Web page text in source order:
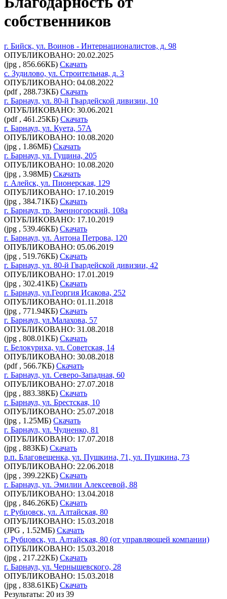
собственников
г. Бийск, ул. Воинов - Интернационалистов, д. 98
ОПУБЛИКОВАНО: 20.02.2025
(jpg , 856.66КБ) Скачать
с. Зудилово, ул. Строительная, д. 3
ОПУБЛИКОВАНО: 04.08.2022
(pdf , 288.73КБ) Скачать
г. Барнаул, ул. 80-й Гвардейской дивизии, 10
ОПУБЛИКОВАНО: 30.06.2021
(pdf , 461.25КБ) Скачать
г. Барнаул, ул. Куета, 57А
ОПУБЛИКОВАНО: 10.08.2020
(jpg , 1.86МБ) Скачать
г. Барнаул, ул. Гущина, 205
ОПУБЛИКОВАНО: 10.08.2020
(jpg , 3.98МБ) Скачать
г. Алейск, ул. Пионерская, 129
ОПУБЛИКОВАНО: 17.10.2019
(jpg , 384.71КБ) Скачать
г. Барнаул, тр. Змеиногорский, 108а
ОПУБЛИКОВАНО: 17.10.2019
(jpg , 539.46КБ) Скачать
г. Барнаул, ул. Антона Петрова, 120
ОПУБЛИКОВАНО: 05.06.2019
(jpg , 519.76КБ) Скачать
г. Барнаул, ул. 80-й Гвардейской дивизии, 42
ОПУБЛИКОВАНО: 17.01.2019
(jpg , 302.41КБ) Скачать
г. Барнаул, ул.Георгия Исакова, 252
ОПУБЛИКОВАНО: 01.11.2018
(jpg , 771.94КБ) Скачать
г. Барнаул, ул.Малахова, 57
ОПУБЛИКОВАНО: 31.08.2018
(jpg , 808.01КБ) Скачать
г. Белокуриха, ул. Советская, 14
ОПУБЛИКОВАНО: 30.08.2018
(pdf , 566.7КБ) Скачать
г. Барнаул, ул. Северо-Западная, 60
ОПУБЛИКОВАНО: 27.07.2018
(jpg , 883.38КБ) Скачать
г. Барнаул, ул. Брестская, 10
ОПУБЛИКОВАНО: 25.07.2018
(jpg , 1.25МБ) Скачать
г. Барнаул, ул. Чудненко, 81
ОПУБЛИКОВАНО: 17.07.2018
(jpg , 883КБ) Скачать
р.п. Благовещенка, ул. Пушкина, 71, ул. Пушкина, 73
ОПУБЛИКОВАНО: 22.06.2018
(jpg , 399.22КБ) Скачать
г. Барнаул, ул. Эмилии Алексеевой, 88
ОПУБЛИКОВАНО: 13.04.2018
(jpg , 846.26КБ) Скачать
г. Рубцовск, ул. Алтайская, 80
ОПУБЛИКОВАНО: 15.03.2018
(JPG , 1.52МБ) Скачать
г. Рубцовск, ул. Алтайская, 80 (от управляющей компании)
ОПУБЛИКОВАНО: 15.03.2018
(jpg , 217.22КБ) Скачать
г. Барнаул, ул. Чернышевского, 28
ОПУБЛИКОВАНО: 15.03.2018
(jpg , 838.61КБ) Скачать
Результаты: 20 из 39